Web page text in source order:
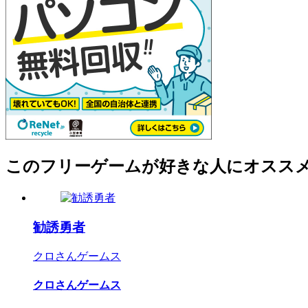
このフリーゲームが好きな人にオスス
勧誘勇者
クロさんゲームス
クロさんゲームス